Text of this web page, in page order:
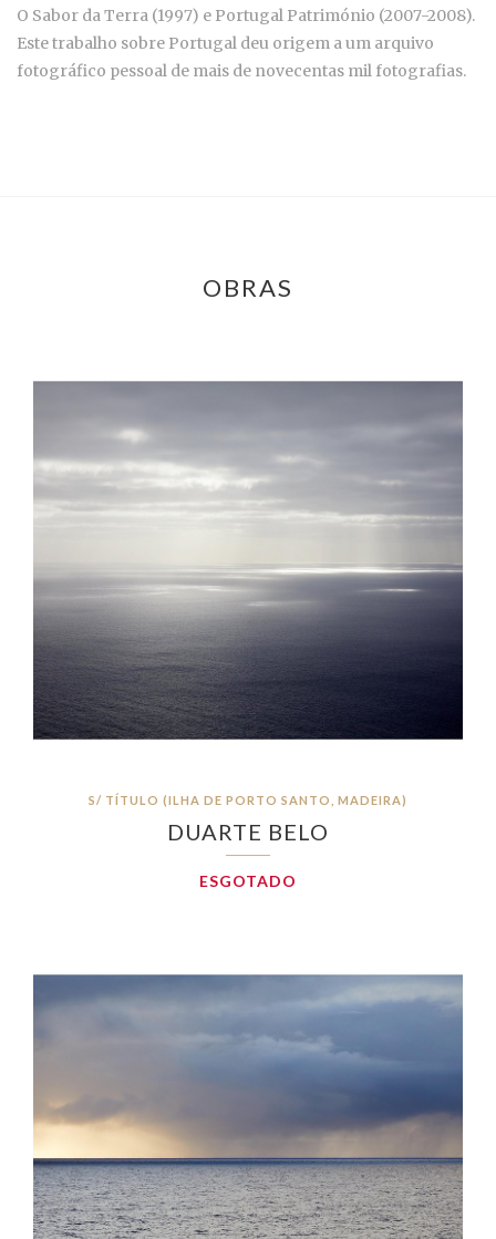
O Sabor da Terra (1997) e Portugal Património (2007-2008).
Este trabalho sobre Portugal deu origem a um arquivo
fotográfico pessoal de mais de novecentas mil fotografias.
OBRAS
S/ TÍTULO (ILHA DE PORTO SANTO, MADEIRA)
DUARTE BELO
ESGOTADO